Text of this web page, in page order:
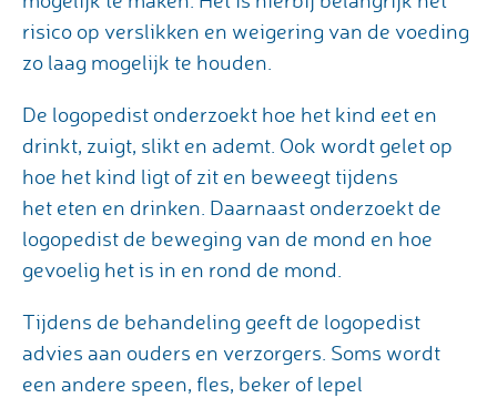
risico op verslikken en weigering van de voeding
zo laag mogelijk te houden.
De logopedist onderzoekt hoe het kind eet en
drinkt, zuigt, slikt en ademt. Ook wordt gelet op
hoe het kind ligt of zit en beweegt tijdens
het eten en drinken. Daarnaast onderzoekt de
logopedist de beweging van de mond en hoe
gevoelig het is in en rond de mond.
Tijdens de behandeling geeft de logopedist
advies aan ouders en verzorgers. Soms wordt
een andere speen, fles, beker of lepel